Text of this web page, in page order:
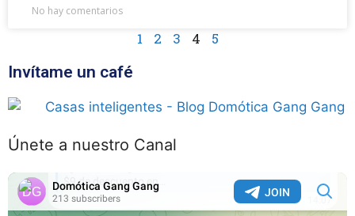
No hay comentarios
1 2 3 4 5
Invítame un café
Únete a nuestro Canal